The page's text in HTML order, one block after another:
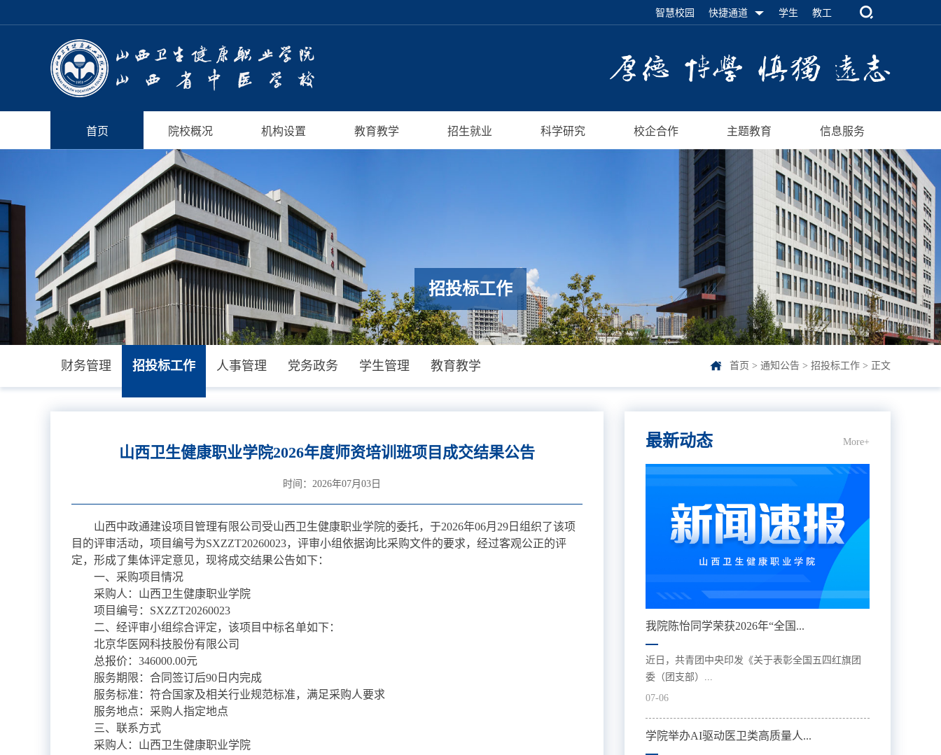
智慧校园 快捷通道 学生 教工
首页 院校概况 机构设置 教育教学 招生就业 科学研究 校企合作 主题教育 信息服务
招投标工作
财务管理 招投标工作 人事管理 党务政务 学生管理 教育教学 首页 > 通知公告 > 招投标工作 > 正文
山西卫生健康职业学院2026年度师资培训班项目成交结果公告
时间：2026年07月03日
山西中政通建设项目管理有限公司受山西卫生健康职业学院的委托，于2026年06月29日组织了该项
目的评审活动，项目编号为SXZZT20260023，评审小组依据询比采购文件的要求，经过客观公正的评
定，形成了集体评定意见，现将成交结果公告如下：
一、采购项目情况
采购人：山西卫生健康职业学院
项目编号：SXZZT20260023
二、经评审小组综合评定，该项目中标名单如下：
北京华医网科技股份有限公司
总报价：346000.00元
服务期限：合同签订后90日内完成
服务标准：符合国家及相关行业规范标准，满足采购人要求
服务地点：采购人指定地点
三、联系方式
采购人：山西卫生健康职业学院
最新动态 More+
我院陈怡同学荣获2026年“全国...
近日，共青团中央印发《关于表彰全国五四红旗团
委（团支部）...
07-06
学院举办AI驱动医卫类高质量人...